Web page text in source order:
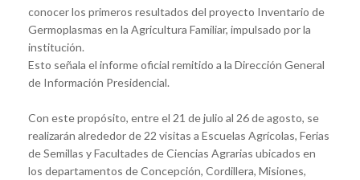
conocer los primeros resultados del proyecto Inventario de
Germoplasmas en la Agricultura Familiar, impulsado por la
institución.
Esto señala el informe oficial remitido a la Dirección General
de Información Presidencial.
Con este propósito, entre el 21 de julio al 26 de agosto, se
realizarán alrededor de 22 visitas a Escuelas Agrícolas, Ferias
de Semillas y Facultades de Ciencias Agrarias ubicados en
los departamentos de Concepción, Cordillera, Misiones,